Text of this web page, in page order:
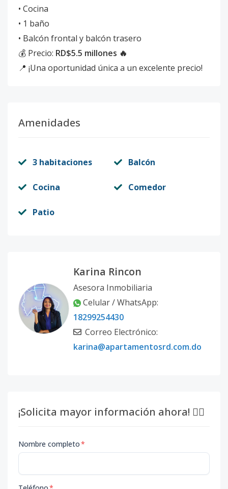
• Cocina
• 1 baño
• Balcón frontal y balcón trasero
💰 Precio: RD$5.5 millones 🔥
📍 ¡Una oportunidad única a un excelente precio!
Amenidades
3 habitaciones Balcón
Cocina Comedor
Patio
Karina Rincon
Asesora Inmobiliaria
Celular / WhatsApp:
18299254430
Correo Electrónico:
karina@apartamentosrd.com.do
¡Solicita mayor información ahora! 👇🏽
Nombre completo*